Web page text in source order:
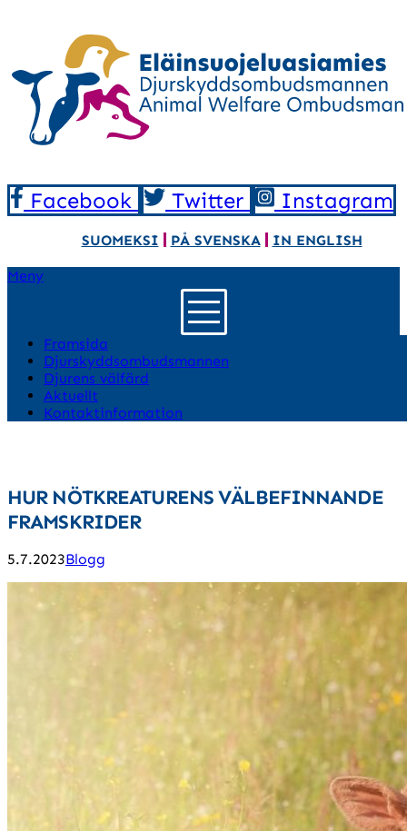
Facebook Twitter Instagram
SUOMEKSI PÅ SVENSKA IN ENGLISH
Meny
Framsida
Djurskyddsombudsmannen
Djurens välfärd
Aktuellt
Kontaktinformation
HUR NÖTKREATURENS VÄLBEFINNANDE
FRAMSKRIDER
5.7.2023Blogg